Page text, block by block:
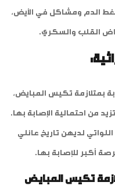
الدم ومشاكل في الأيض،
القلب والسكري.
بمتلازمة تكيس المبايض،
من احتمالية الإصابة بها.
لديهن تاريخ عائلي
أكبر للإصابة بها.
تكيس المبايض